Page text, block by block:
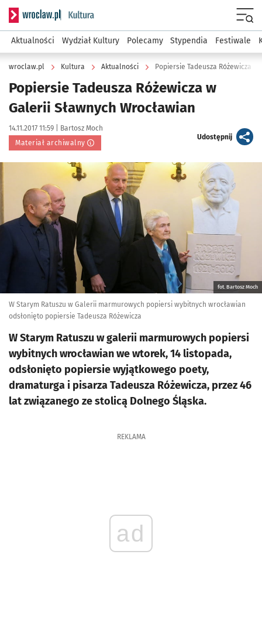
Serwis informacyjny wroclaw.pl podserwis: Kultura
Aktualności Wydział Kultury Polecamy Stypendia Festiwale
wroclaw.pl Kultura Aktualności Popiersie Tadeusza Różewicza
Popiersie Tadeusza Różewicza w
Galerii Sławnych Wrocławian
Data publikacji:
14.11.2017 11:59 | Autor:
Bartosz Moch
Materiał archiwalny
Udostępnijartykuł
Kliknij, aby powiększyć
fot. Bartosz Moch
W Starym Ratuszu w Galerii marmurowych popiersi wybitnych wrocławian
odsłonięto popiersie Tadeusza Różewicza
W Starym Ratuszu w galerii marmurowych popiersi
wybitnych wrocławian we wtorek, 14 listopada,
odsłonięto popiersie wyjątkowego poety,
dramaturga i pisarza Tadeusza Różewicza, przez 46
lat związanego ze stolicą Dolnego Śląska.
REKLAMA
ad